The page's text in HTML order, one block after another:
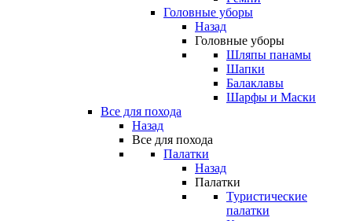
Головные уборы
Назад
Головные уборы
Шляпы панамы
Шапки
Балаклавы
Шарфы и Маски
Все для похода
Назад
Все для похода
Палатки
Назад
Палатки
Туристические
палатки